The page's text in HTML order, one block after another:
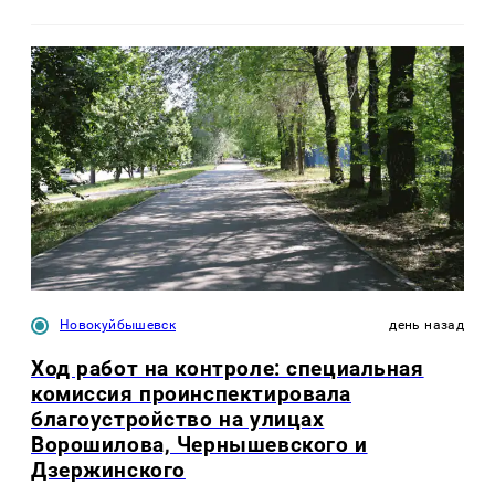
Новокуйбышевск день назад
Ход работ на контроле: специальная
комиссия проинспектировала
благоустройство на улицах
Ворошилова, Чернышевского и
Дзержинского